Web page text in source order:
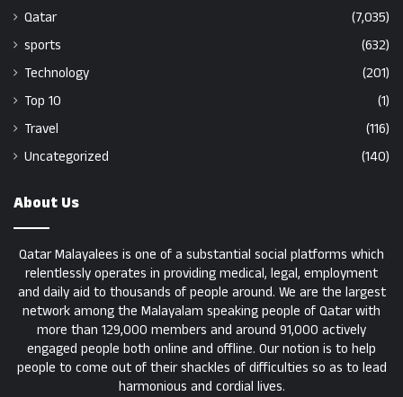
Qatar
(7,035)
sports
(632)
Technology
(201)
Top 10
(1)
Travel
(116)
Uncategorized
(140)
About Us
Qatar Malayalees is one of a substantial social platforms which
relentlessly operates in providing medical, legal, employment
and daily aid to thousands of people around. We are the largest
network among the Malayalam speaking people of Qatar with
more than 129,000 members and around 91,000 actively
engaged people both online and offline. Our notion is to help
people to come out of their shackles of difficulties so as to lead
harmonious and cordial lives.